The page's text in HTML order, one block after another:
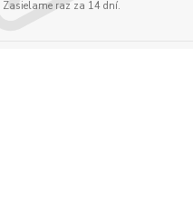
Zasielame raz za 14 dní.